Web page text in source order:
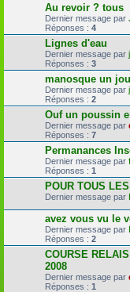
Au revoir ? tous
Dernier message par
Réponses : 4
Lignes d'eau
Dernier message par
Réponses : 3
manosque un
Dernier message par
Réponses : 2
Ouf un poussin
Dernier message par
Réponses : 7
Permanances
Dernier message par
Réponses : 1
POUR TOUS
Dernier message par
avez vous vu le
Dernier message par
Réponses : 2
COURSE
2008
Dernier message par
Réponses : 1